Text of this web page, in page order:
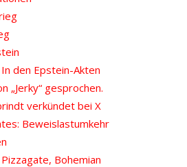
den Epstein-Akten
„Jerky“ gesprochen.
verkündet bei X
Beweislastumkehr
Bohemian